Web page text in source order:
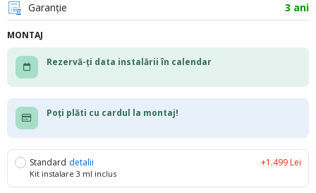
Garanție
3 ani
MONTAJ
Rezervă-ți data instalării în calendar
Poți plăti cu cardul la montaj!
Standard detalii +1.499 Lei
Kit instalare 3 ml inclus